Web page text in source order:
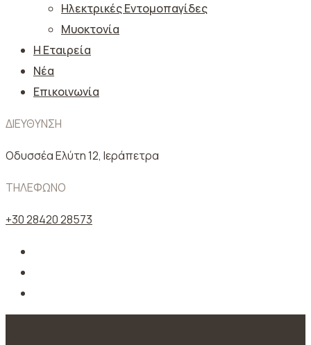
Ηλεκτρικές Εντομοπαγίδες
Μυοκτονία
Η Εταιρεία
Νέα
Επικοινωνία
ΔΙΕΥΘΥΝΣΗ
Oδυσσέα Ελύτη 12, Ιεράπετρα
ΤΗΛΕΦΩΝΟ
+30 28420 28573